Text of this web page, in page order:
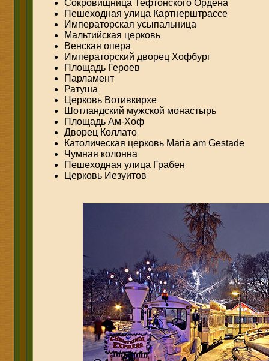
Сокровищница Тефтонского Ордена
Пешеходная улица Картнерштрассе
Императорская усыпальница
Мальтийская церковь
Венская опера
Императорский дворец Хофбург
Площадь Героев
Парламент
Ратуша
Церковь Вотивкирхе
Шотландский мужской монастырь
Площадь Ам-Хоф
Дворец Коллато
Католическая церковь Maria am Gestade
Чумная колонна
Пешеходная улица Грабен
Церковь Иезуитов